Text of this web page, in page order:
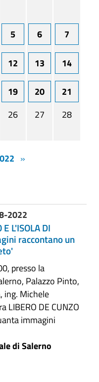
5 6 7
12 13 14
19 20
21
26 27
28
»
2022
L'ISOLA DI
raccontano un
presso la
Palazzo Pinto,
ing. Michele
LIBERO DE CUNZO
immagini
di Salerno